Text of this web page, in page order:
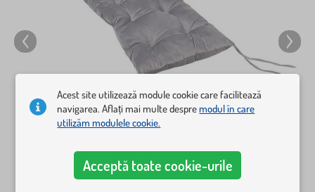
Acest site utilizează module cookie care facilitează
navigarea. Aflați mai multe despremodul în care
utilizăm modulele cookie.
Acceptă toate cookie-urile